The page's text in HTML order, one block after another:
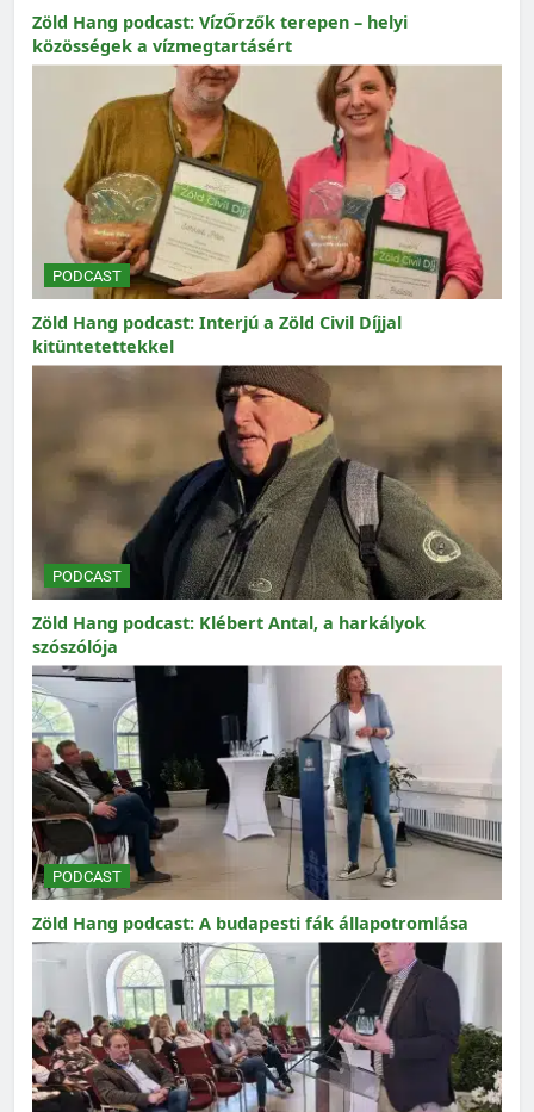
Zöld Hang podcast: VízŐrzők terepen – helyi
közösségek a vízmegtartásért
PODCAST
Zöld Hang podcast: Interjú a Zöld Civil Díjjal
kitüntetettekkel
PODCAST
Zöld Hang podcast: Klébert Antal, a harkályok
szószólója
PODCAST
Zöld Hang podcast: A budapesti fák állapotromlása